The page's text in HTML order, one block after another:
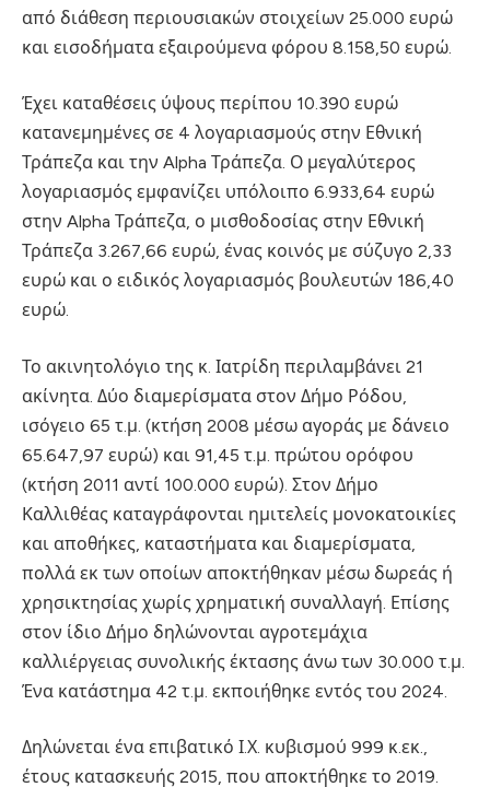
από διάθεση περιουσιακών στοιχείων 25.000 ευρώ
και εισοδήματα εξαιρούμενα φόρου 8.158,50 ευρώ.
Έχει καταθέσεις ύψους περίπου 10.390 ευρώ
κατανεμημένες σε 4 λογαριασμούς στην Εθνική
Τράπεζα και την Alpha Τράπεζα. Ο μεγαλύτερος
λογαριασμός εμφανίζει υπόλοιπο 6.933,64 ευρώ
στην Alpha Τράπεζα, ο μισθοδοσίας στην Εθνική
Τράπεζα 3.267,66 ευρώ, ένας κοινός με σύζυγο 2,33
ευρώ και ο ειδικός λογαριασμός βουλευτών 186,40
ευρώ.
Το ακινητολόγιο της κ. Ιατρίδη περιλαμβάνει 21
ακίνητα. Δύο διαμερίσματα στον Δήμο Ρόδου,
ισόγειο 65 τ.μ. (κτήση 2008 μέσω αγοράς με δάνειο
65.647,97 ευρώ) και 91,45 τ.μ. πρώτου ορόφου
(κτήση 2011 αντί 100.000 ευρώ). Στον Δήμο
Καλλιθέας καταγράφονται ημιτελείς μονοκατοικίες
και αποθήκες, καταστήματα και διαμερίσματα,
πολλά εκ των οποίων αποκτήθηκαν μέσω δωρεάς ή
χρησικτησίας χωρίς χρηματική συναλλαγή. Επίσης
στον ίδιο Δήμο δηλώνονται αγροτεμάχια
καλλιέργειας συνολικής έκτασης άνω των 30.000 τ.μ.
Ένα κατάστημα 42 τ.μ. εκποιήθηκε εντός του 2024.
Δηλώνεται ένα επιβατικό Ι.Χ. κυβισμού 999 κ.εκ.,
έτους κατασκευής 2015, που αποκτήθηκε το 2019.